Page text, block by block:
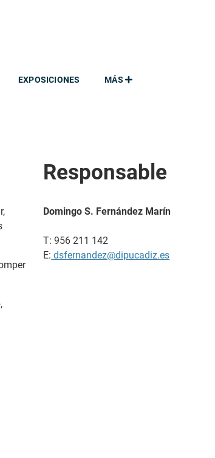
MÁS
EXPOSICIONES
Responsable
Domingo S. Fernández Marín
T: 956 211 142
E: dsfernandez@dipucadiz.es